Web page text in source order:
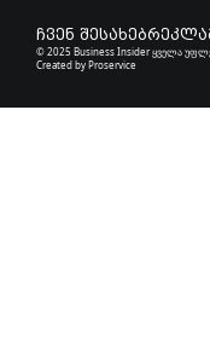
ჩვენ შესახებ
© 2025 Business Insider ყველა
Created byProservice